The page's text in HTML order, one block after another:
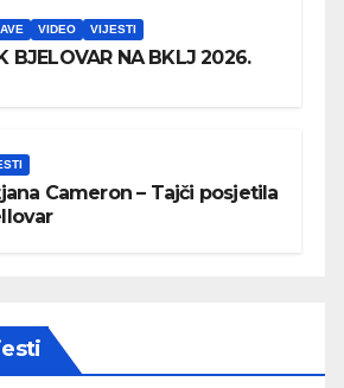
VIDEO VIJESTI
BJELOVAR NA BKLJ 2026.
Cameron – Tajči posjetila